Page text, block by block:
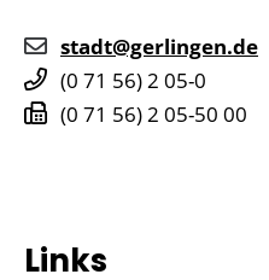
stadt@gerlingen.de
(0 71 56) 2 05-0
(0 71 56) 2 05-50 00
Links